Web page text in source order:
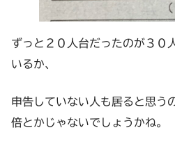
ずっと２０人台だったのが３０
いるか、
申告していない人も居ると思う
倍とかじゃないでしょうかね。